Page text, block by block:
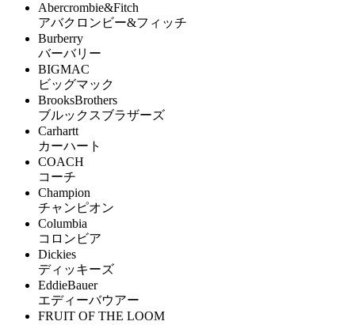
Abercrombie&Fitch
アバクロンビー&フィッチ
Burberry
バーバリー
BIGMAC
ビッグマック
BrooksBrothers
ブルックスブラザーズ
Carhartt
カーハート
COACH
コーチ
Champion
チャンピオン
Columbia
コロンビア
Dickies
ディッキーズ
EddieBauer
エディーバウアー
FRUIT OF THE LOOM